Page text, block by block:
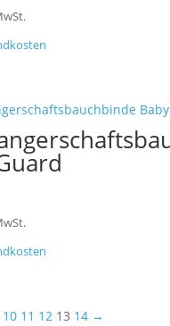
10 11 12 13 14 →